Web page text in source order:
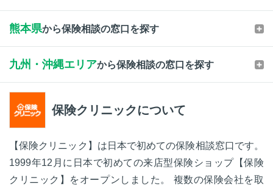
熊本県から保険相談の窓口を探す
九州・沖縄エリアから保険相談の窓口を探す
保険クリニックについて
【保険クリニック】は日本で初めての保険相談窓口です。
1999年12月に日本で初めての来店型保険ショップ【保険
クリニック】をオープンしました。 複数の保険会社を取